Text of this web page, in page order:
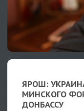
ЯРОШ:
МИНСКОГО
ДОНБАССУ